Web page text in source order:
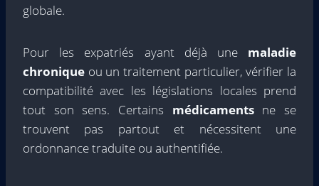
globale.
Pour les expatriés ayant déjà une maladie
chronique ou un traitement particulier, vérifier la
compatibilité avec les législations locales prend
tout son sens. Certains médicamentsne se
trouvent pas partout et nécessitent une
ordonnance traduite ou authentifiée.